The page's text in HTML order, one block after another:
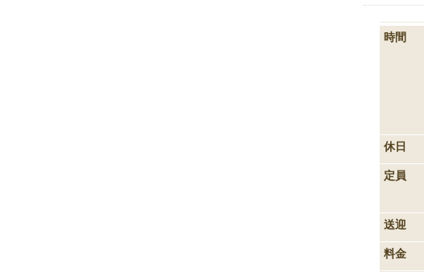
時間
休日
定員
送迎
料金